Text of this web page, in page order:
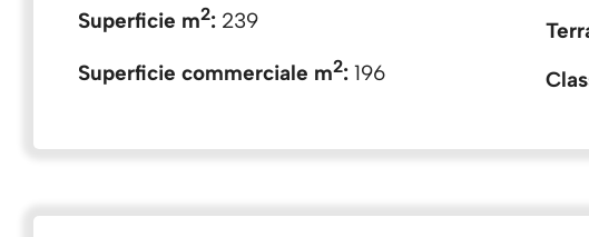
Superficie m2:239
Superficie commerciale m2:196